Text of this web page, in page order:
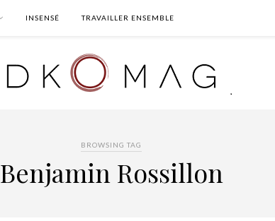
INSENSÉ TRAVAILLER ENSEMBLE
BROWSING TAG
Benjamin Rossillon